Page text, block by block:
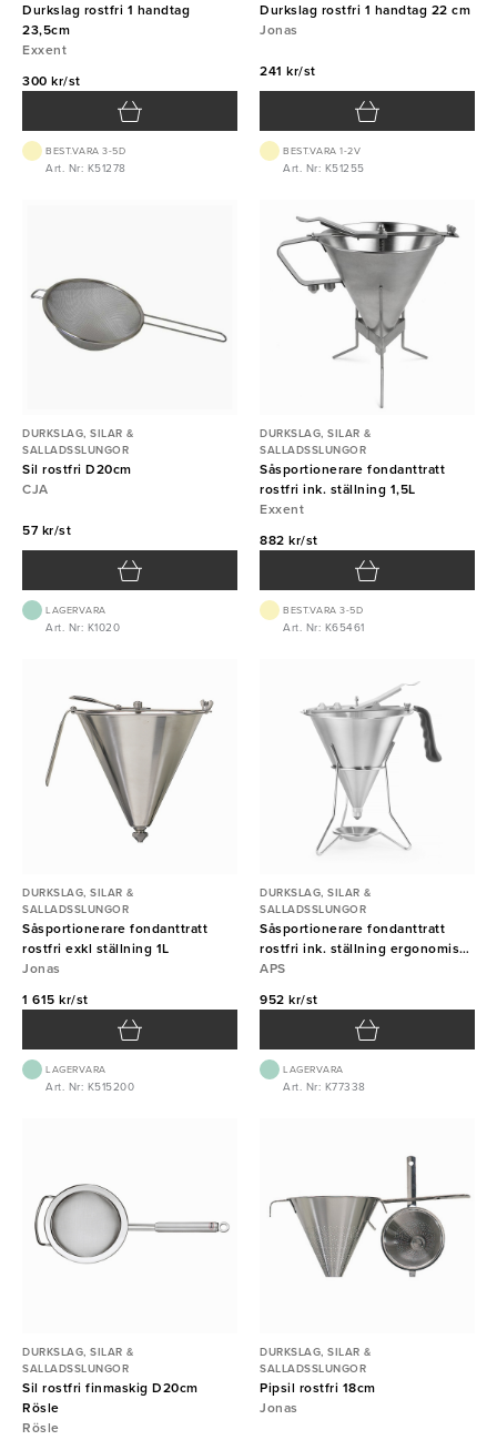
Durkslag rostfri 1 handtag
23,5cm
Exxent
300 kr/st
BEST.VARA 3-5D
Art. Nr: K51278
Durkslag rostfri 1 handtag 22 cm
Jonas
241 kr/st
BEST.VARA 1-2V
Art. Nr: K51255
DURKSLAG, SILAR &
SALLADSSLUNGOR
Sil rostfri D20cm
CJA
57 kr/st
LAGERVARA
Art. Nr: K1020
DURKSLAG, SILAR &
SALLADSSLUNGOR
Såsportionerare fondanttratt
rostfri ink. ställning 1,5L
Exxent
882 kr/st
BEST.VARA 3-5D
Art. Nr: K65461
DURKSLAG, SILAR &
SALLADSSLUNGOR
Såsportionerare fondanttratt
rostfri exkl ställning 1L
Jonas
1 615 kr/st
LAGERVARA
Art. Nr: K515200
DURKSLAG, SILAR &
SALLADSSLUNGOR
Såsportionerare fondanttratt
rostfri ink. ställning ergonomiskt
handtag 1,5L APS
APS
952 kr/st
LAGERVARA
Art. Nr: K77338
DURKSLAG, SILAR &
SALLADSSLUNGOR
Sil rostfri finmaskig D20cm
Rösle
Rösle
DURKSLAG, SILAR &
SALLADSSLUNGOR
Pipsil rostfri 18cm
Jonas